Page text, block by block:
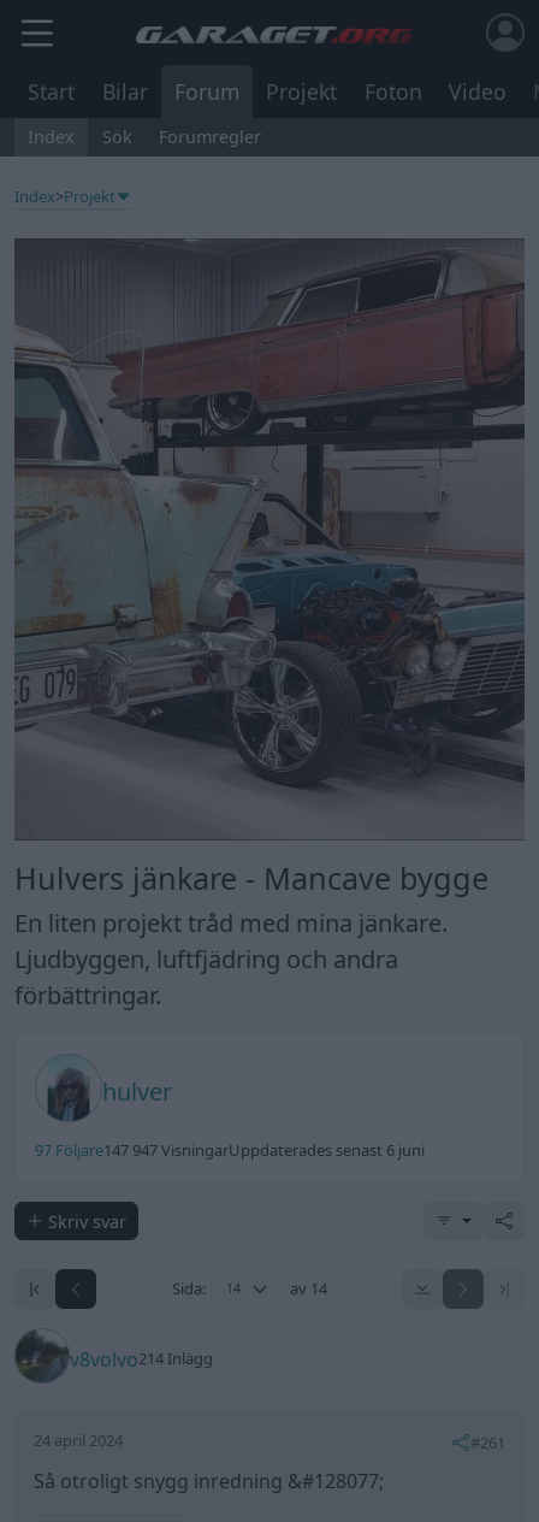
Start Bilar Forum Projekt Foton Video
Index Sök Forumregler
Index>Projekt
Hulvers jänkare - Mancave bygge
En liten projekt tråd med mina jänkare.
Ljudbyggen, luftfjädring och andra
förbättringar.
hulver
97 Följare147 947 VisningarUppdaterades senast 6 juni
Skriv svar
Sida: av 14
v8volvo214 Inlägg
24 april 2024 #261
Så otroligt snygg inredning &#128077;